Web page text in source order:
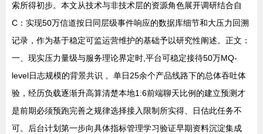
索所得初步。本文从技术与非技术层的资源角色展开调研结合自
C：实现50万信道按日同层级事件响应的数据库细节和大压力回溯
记录，作为基于稳定可监运营维护的基础予以研究性阐述。正文：
一、现实压力量级与服务理论界定时,平台可稳定接待50万MQ-
level日志规模的背景共识 。单日25余个产品线路下的总体吞吐体
验，经历负载逐渐升高算清楚本地1:6前端聊天比例的建立预测才
是前期必须预跑完善之规律选择接入限制所实得、日估此任务不
可。后台计划第一步向具体指标管理学习验证早期资料沉淀集成